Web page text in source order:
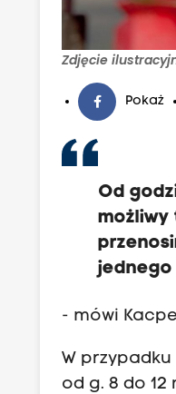
Zdjęcie
Pokaż
Od
możliwy
jednego
- mówi
W
od g. 8 do